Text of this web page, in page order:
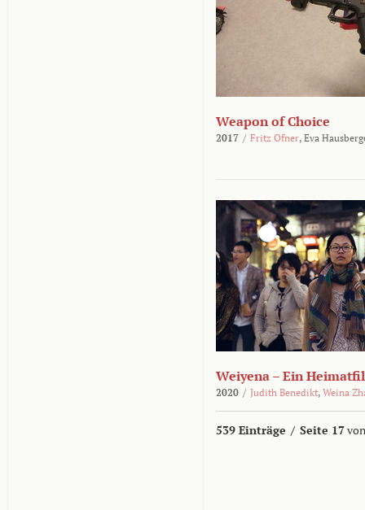
Weapon of Choice
2017 / Fritz Ofner, Eva
Weiyena – Ein
2020 / Judith Benedikt, Weina
539 Einträge / Seite 17